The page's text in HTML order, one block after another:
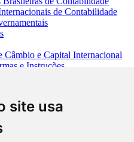
site usa
de Contabilidade
e Capital Internacional
e Instruções
e Valores Mobiliários
Rural
do SFN
Bancária
Documentos
Nacional de